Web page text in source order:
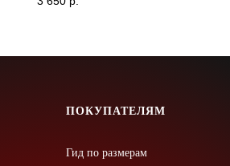
ПОКУПАТЕЛЯМ
Гид по размерам